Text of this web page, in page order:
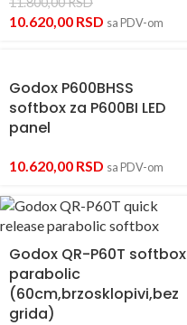
10.620,00 RSD sa PDV-om
Godox P600BHSS
softbox za P600BI LED
panel
10.620,00 RSD sa PDV-om
Godox QR-P60T softbox
parabolic
(60cm,brzosklopivi,bez
grida)